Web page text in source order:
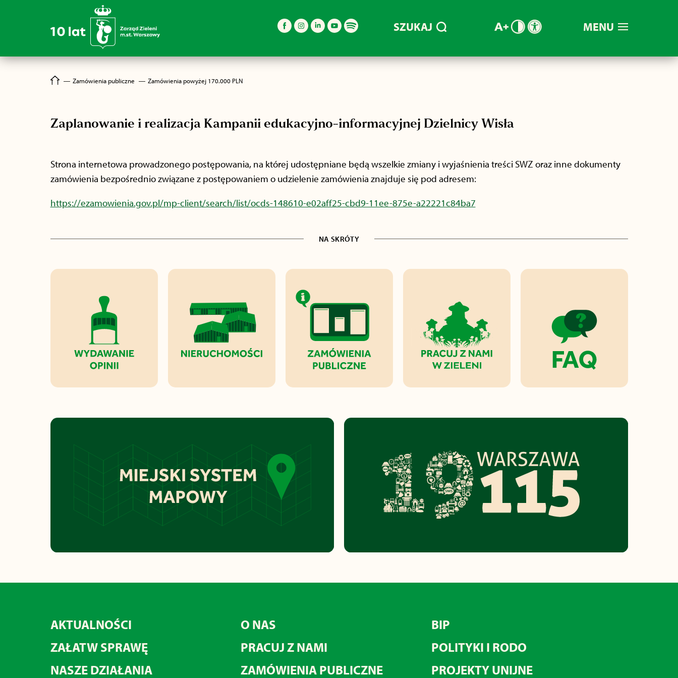
MENU
SZUKAJ
― Zamówienia publiczne ― Zamówienia powyżej 170.000 PLN
Zaplanowanie i realizacja Kampanii edukacyjno-informacyjnej Dzielnicy Wisła
Strona internetowa prowadzonego postępowania, na której udostępniane będą wszelkie zmiany i wyjaśnienia treści SWZ oraz inne dokumenty
zamówienia bezpośrednio związane z postępowaniem o udzielenie zamówienia znajduje się pod adresem:
https://ezamowienia.gov.pl/mp-client/search/list/ocds-148610-e02aff25-cbd9-11ee-875e-a22221c84ba7
NA SKRÓTY
AKTUALNOŚCI
ZAŁATW SPRAWĘ
NASZE DZIAŁANIA
O NAS
PRACUJ Z NAMI
ZAMÓWIENIA PUBLICZNE
BIP
POLITYKI I RODO
PROJEKTY UNIJNE